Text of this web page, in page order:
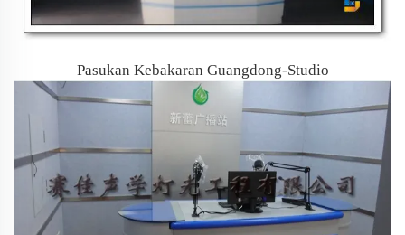
Pasukan Kebakaran Guangdong-Studio